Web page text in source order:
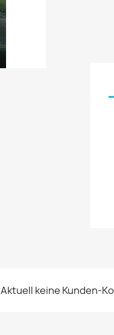
Aktuell keine Kunden-